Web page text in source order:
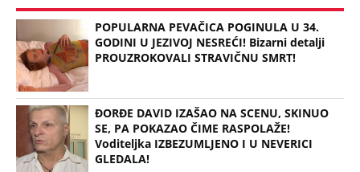
POPULARNA PEVAČICA POGINULA U 34.
GODINI U JEZIVOJ NESREĆI! Bizarni detalji
PROUZROKOVALI STRAVIČNU SMRT!
ĐORĐE DAVID IZAŠAO NA SCENU, SKINUO
SE, PA POKAZAO ČIME RASPOLAŽE!
Voditeljka IZBEZUMLJENO I U NEVERICI
GLEDALA!